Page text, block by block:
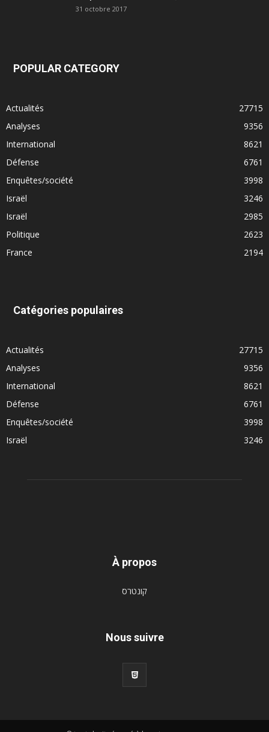
31 octobre 2017
POPULAR CATEGORY
Actualités
27715
Analyses
9356
International
8621
Défense
6761
Enquêtes/société
3998
Israël
3246
Israël
2985
Politique
2623
France
2194
Catégories populaires
Actualités
27715
Analyses
9356
International
8621
Défense
6761
Enquêtes/société
3998
Israël
3246
À propos
קונטרס
Nous suivre